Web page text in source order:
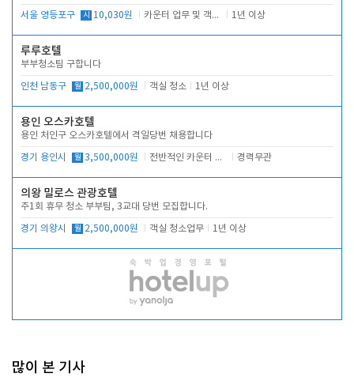
서울 영등포구 시 10,030원 카운터 업무 및 객실관리(청소상태 확인, 객실판매) 1년 이상
루루호텔
부부청소팀 구합니다
인천 남동구 월 2,500,000원 객실 청소 1년 이상
용인 오스카호텔
용인 처인구 오스카호텔에서 격일당번 채용합니다
경기 용인시 월 3,500,000원 전반적인 카운터 업무 경력무관
의왕 밀로스 관광호텔
주1회 휴무 청소 부부팀, 3교대 당번 모집합니다.
경기 의왕시 월 2,500,000원 객실 청소업무 1년 이상
많이 본 기사